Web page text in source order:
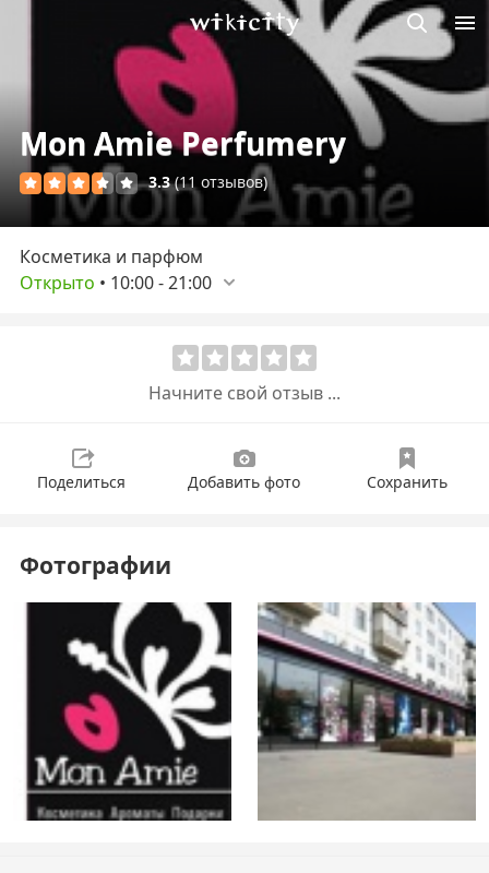
Викисити
Mon Amie Perfumery
3.3 (11 отзывов)
Косметика и парфюм
Открыто • 10:00-21:00
Начните свой отзыв ...
Поделиться Добавить фото Сохранить
Фотографии